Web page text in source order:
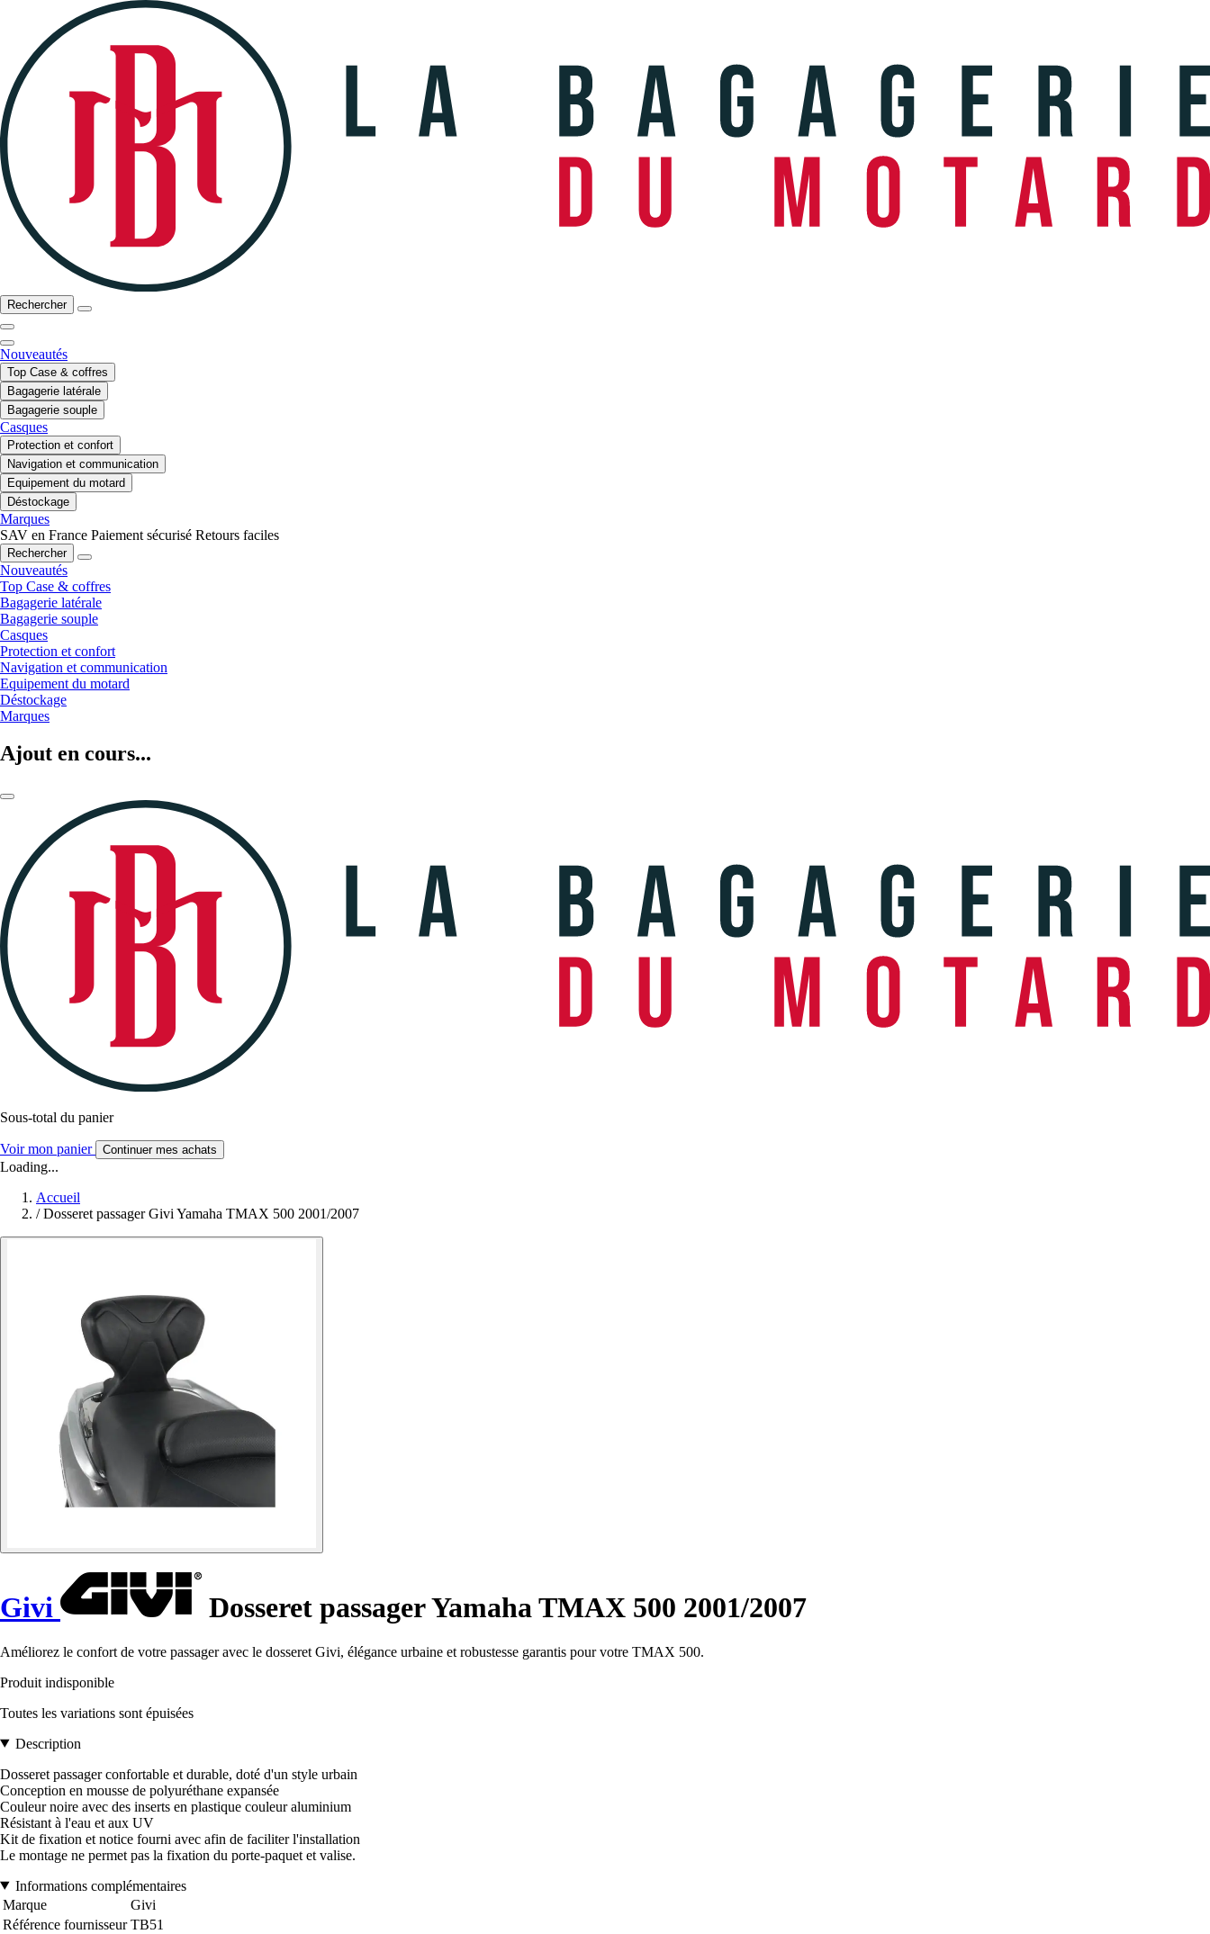
Rechercher
Nouveautés
Top Case & coffres
Bagagerie latérale
Bagagerie souple
Casques
Protection et confort
Navigation et communication
Equipement du motard
Déstockage
Marques
SAV en France Paiement sécurisé Retours faciles
Rechercher
Nouveautés
Top Case & coffres
Bagagerie latérale
Bagagerie souple
Casques
Protection et confort
Navigation et communication
Equipement du motard
Déstockage
Marques
Ajout en cours...
Sous-total du panier
Voir mon panier Continuer mes achats
Loading...
Accueil
/ Dosseret passager Givi Yamaha TMAX 500 2001/2007
Givi Dosseret passager Yamaha TMAX 500 2001/2007
Améliorez le confort de votre passager avec le dosseret Givi, élégance urbaine et robustesse garantis pour votre TMAX 500.
Produit indisponible
Toutes les variations sont épuisées
Description
Dosseret passager confortable et durable, doté d'un style urbain
Conception en mousse de polyuréthane expansée
Couleur noire avec des inserts en plastique couleur aluminium
Résistant à l'eau et aux UV
Kit de fixation et notice fourni avec afin de faciliter l'installation
Le montage ne permet pas la fixation du porte-paquet et valise.
Informations complémentaires
Marque
Givi
Référence fournisseur TB51